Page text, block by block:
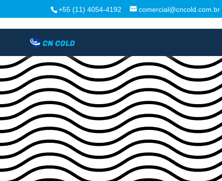
+55 (11) 4054-4192 comercial@cncold.com.br